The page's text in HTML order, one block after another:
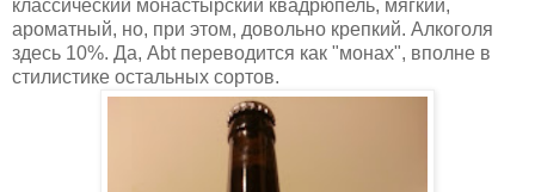
классический монастырский квадрюпель, мягкий,
ароматный, но, при этом, довольно крепкий. Алкоголя
здесь 10%. Да, Abt переводится как "монах", вполне в
стилистике остальных сортов.